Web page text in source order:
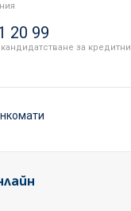
20 99
за кредитни